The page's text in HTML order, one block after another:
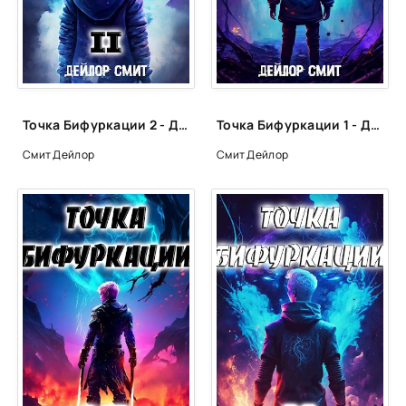
24
25
26
Точка Бифуркации 2 - Дейлор Смит
Смит Дейлор
Точка Бифуркации 1 - Дейлор Смит
Смит Дейлор